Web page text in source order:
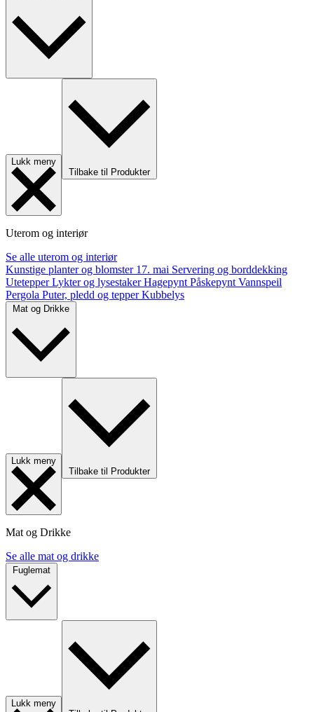
Lukk meny
Tilbake til Produkter
Uterom og interiør
Se alle uterom og interiør
Kunstige planter og blomster 17. mai Servering og borddekking
UtetepperLykter og lysestakerHagepynt Påskepynt Vannspeil
Pergola Puter, pledd og tepperKubbelys
Lukk meny
Tilbake til Produkter
Mat og Drikke
Se alle mat og drikke
Lukk meny